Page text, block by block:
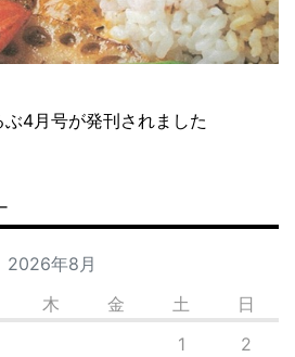
4月号が発刊されました
2026年8月
木 金 土 日
1 2